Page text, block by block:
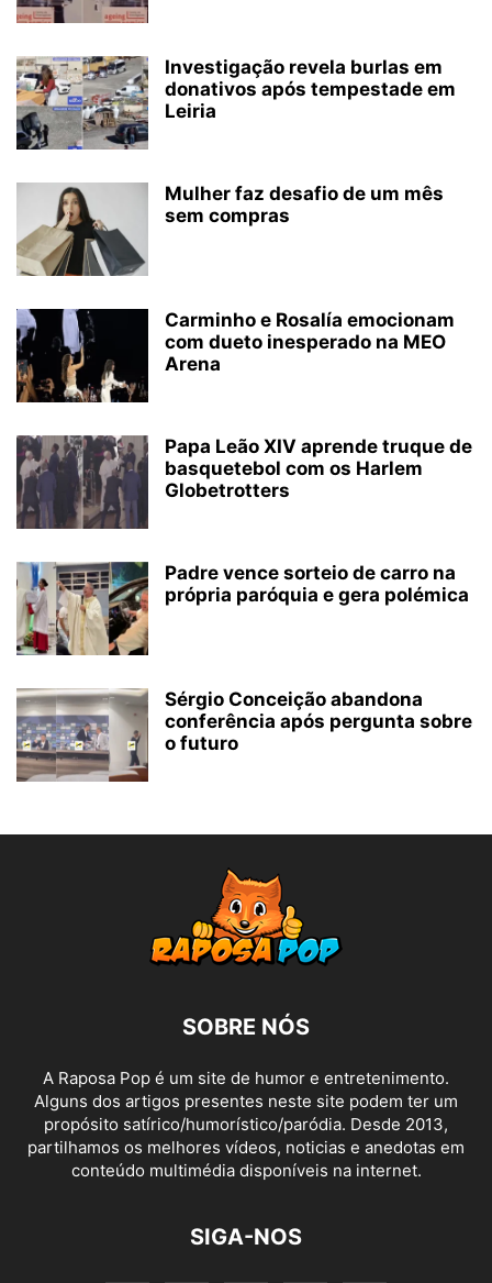
Investigação revela burlas em
donativos após tempestade em
Leiria
Mulher faz desafio de um mês
sem compras
Carminho e Rosalía emocionam
com dueto inesperado na MEO
Arena
Papa Leão XIV aprende truque de
basquetebol com os Harlem
Globetrotters
Padre vence sorteio de carro na
própria paróquia e gera polémica
Sérgio Conceição abandona
conferência após pergunta sobre
o futuro
SOBRE NÓS
A Raposa Pop é um site de humor e entretenimento.
Alguns dos artigos presentes neste site podem ter um
propósito satírico/humorístico/paródia. Desde 2013,
partilhamos os melhores vídeos, noticias e anedotas em
conteúdo multimédia disponíveis na internet.
SIGA-NOS